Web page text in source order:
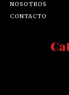
NOSOTROS
CONTACTO